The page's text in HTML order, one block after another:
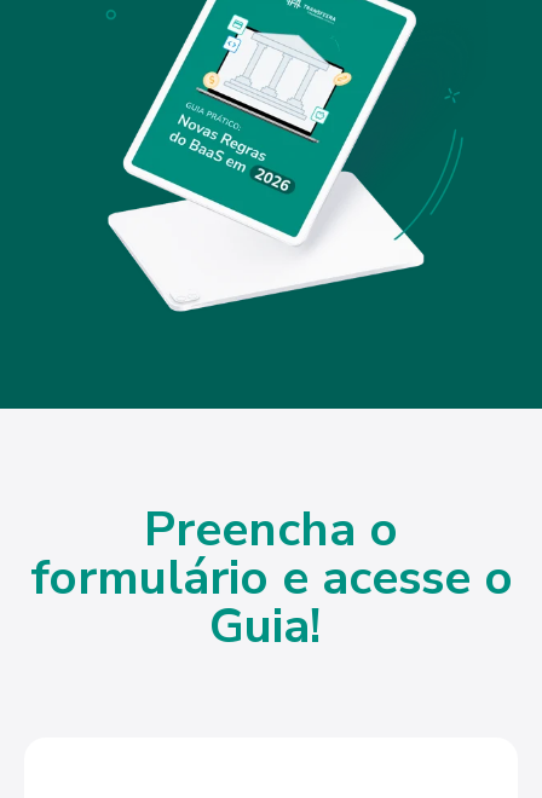
Preencha o
formulário e acesse o
Guia!